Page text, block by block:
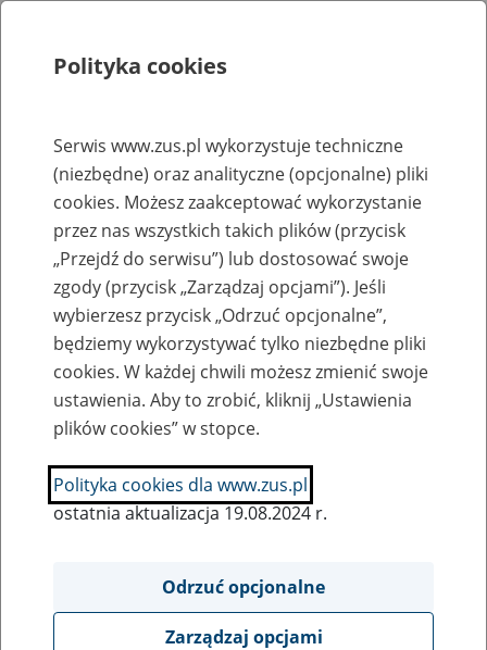
Rejestry, ewidencje i archiwa
Baza zlikwidowanych lub
przekształconych zakładów pracy
Nazwa zakładu pracy:
SZUKAJ
Ukryj wszystkie pozycje bazy
Polityka cookies
Serwis www.zus.pl wykorzystuje techniczne
(niezbędne) oraz analityczne (opcjonalne) pliki
cookies. Możesz zaakceptować wykorzystanie
przez nas wszystkich takich plików (przycisk
„Przejdź do serwisu”) lub dostosować swoje
zgody (przycisk „Zarządzaj opcjami”). Jeśli
wybierzesz przycisk „Odrzuć opcjonalne”,
będziemy wykorzystywać tylko niezbędne pliki
cookies. W każdej chwili możesz zmienić swoje
ustawienia. Aby to zrobić, kliknij „Ustawienia
plików cookies” w stopce.
Polityka cookies dla www.zus.pl
ostatnia aktualizacja 19.08.2024 r.
Odrzuć opcjonalne
Zarządzaj opcjami